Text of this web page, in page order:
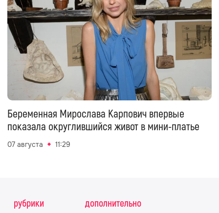
Беременная Мирослава Карпович впервые
показала округлившийся живот в мини-платье
07 августа 11:29
рубрики
дополнительно